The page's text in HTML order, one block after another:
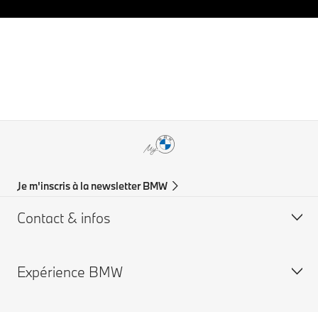
Je m'inscris à la newsletter BMW
Contact & infos
Aide & Contact
Expérience BMW